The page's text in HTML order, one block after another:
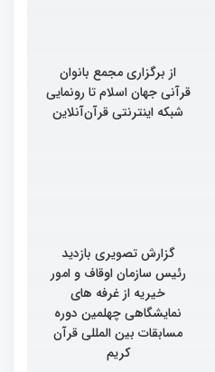
از برگزاری مجمع بانوان
قرآنی جهان اسلام تا رونمایی
شبکه اینترنتی قرآن‌آنلاین
گزارش تصویری بازدید
رئیس سازمان اوقاف و امور
خیریه از غرفه های
نمایشگاهی چهلمین دوره
مسابقات بین المللی قرآن
کریم